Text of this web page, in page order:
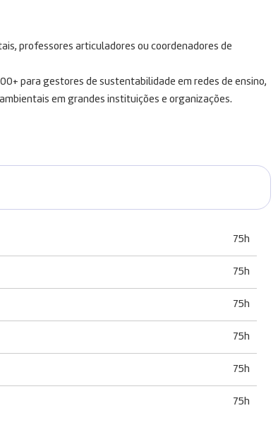
professores articuladores ou coordenadores de
para gestores de sustentabilidade em redes de ensino,
em grandes instituições e organizações.
75h
75h
75h
75h
75h
75h